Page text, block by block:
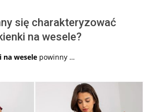
się charakteryzować
na wesele?
na wesele powinny …